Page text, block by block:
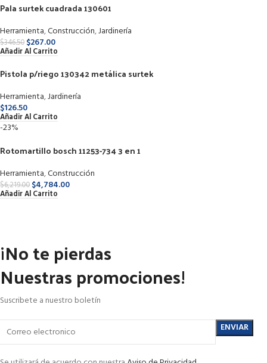
Pala surtek cuadrada 130601
Herramienta,Construcción,Jardinería
$346.50 $267.00
Añadir Al Carrito
Pistola p/riego 130342 metálica surtek
Herramienta,Jardinería
$126.50
Añadir Al Carrito
-23%
Rotomartillo bosch 11253-734 3 en 1
Herramienta,Construcción
$6,219.00 $4,784.00
Añadir Al Carrito
¡No te pierdas
Nuestras promociones!
Suscribete a nuestro boletín